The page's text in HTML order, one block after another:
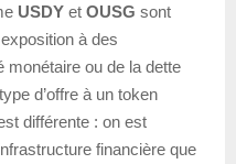
USDY et OUSG sont
à des
ou de la dette
d’offre à un token
différente : on est
financière que